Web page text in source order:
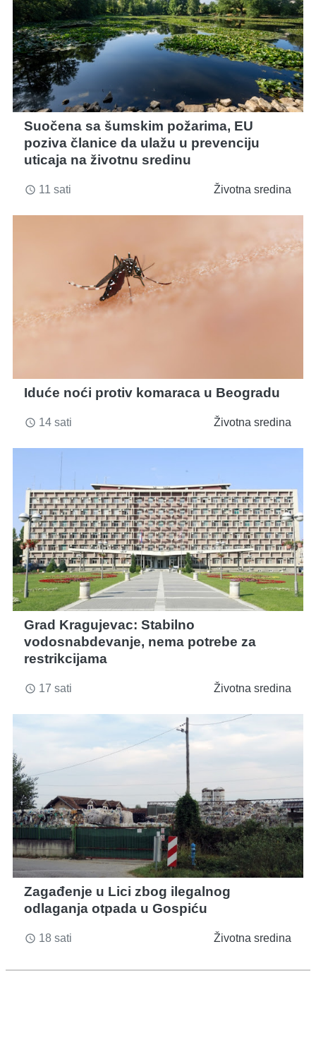
Suočena sa šumskim požarima, EU
poziva članice da ulažu u prevenciju
uticaja na životnu sredinu
access_time 11 sati Životna sredina
Iduće noći protiv komaraca u Beogradu
access_time 14 sati Životna sredina
Grad Kragujevac: Stabilno
vodosnabdevanje, nema potrebe za
restrikcijama
access_time 17 sati Životna sredina
Zagađenje u Lici zbog ilegalnog
odlaganja otpada u Gospiću
access_time 18 sati Životna sredina